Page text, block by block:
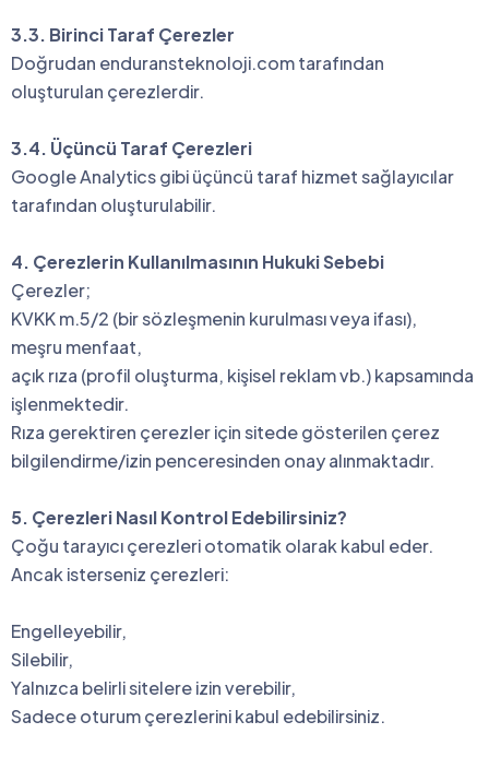
3.3. Birinci Taraf Çerezler
Doğrudan enduransteknoloji.com tarafından
oluşturulan çerezlerdir.
3.4. Üçüncü Taraf Çerezleri
Google Analytics gibi üçüncü taraf hizmet sağlayıcılar
tarafından oluşturulabilir.
4. Çerezlerin Kullanılmasının Hukuki Sebebi
Çerezler;
KVKK m.5/2 (bir sözleşmenin kurulması veya ifası),
meşru menfaat,
açık rıza (profil oluşturma, kişisel reklam vb.) kapsamında
işlenmektedir.
Rıza gerektiren çerezler için sitede gösterilen çerez
bilgilendirme/izin penceresinden onay alınmaktadır.
5. Çerezleri Nasıl Kontrol Edebilirsiniz?
Çoğu tarayıcı çerezleri otomatik olarak kabul eder.
Ancak isterseniz çerezleri:
Engel­leyebilir,
Silebilir,
Yalnızca belirli sitelere izin verebilir,
Sadece oturum çerezlerini kabul edebilirsiniz.